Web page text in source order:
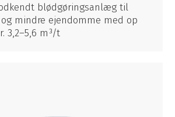
blødgøringsanlæg til
mindre ejendomme med op
3,2–5,6 m³/t